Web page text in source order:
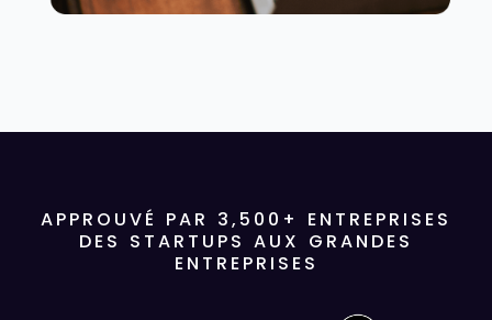
APPROUVÉ PAR 3,500 + ENTREPRISES
DES STARTUPS AUX GRANDES
ENTREPRISES